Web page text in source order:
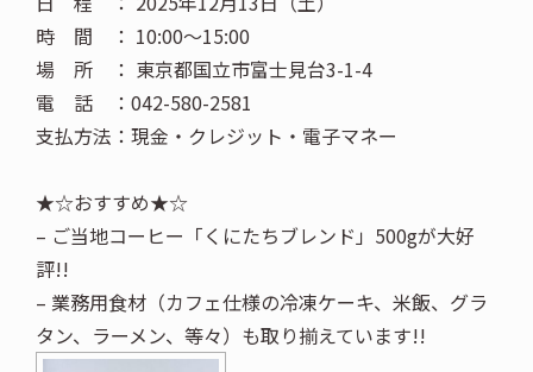
時 間 ： 10:00～15:00​
場 所 ： 東京都国立市富士見台3-1-4​
電 話 ：042-580-2581​
支払方法：現金・クレジット・電子マネー​ ​
★☆おすすめ★☆​
– ご当地コーヒー「くにたちブレンド」500gが大好
評!!
– 業務用食材（カフェ仕様の冷凍ケーキ、米飯、グラ
タン、ラーメン、等々）も取り揃えています!!